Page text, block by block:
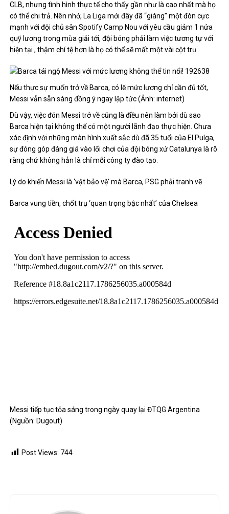
CLB, nhưng tình hình thực tế cho thấy gần như là cao nhất mà họ
có thể chi trả. Nên nhớ, La Liga mới đây đã “giáng” một đòn cực
mạnh với đội chủ sân Spotify Camp Nou với yêu cầu giảm 1 nửa
quỹ lương trong mùa giải tới, đội bóng phải làm việc tương tự với
hiện tại , thậm chí tệ hơn là họ có thể sẽ mất một vài cột trụ.
Nếu thực sự muốn trở về Barca, có lẽ mức lương chỉ cần đủ tốt,
Messi vẫn sẵn sàng đồng ý ngay lập tức (Ảnh: internet)
Dù vậy, việc đón Messi trở về cũng là điều nên làm bởi dù sao
Barca hiện tại không thể có một người lãnh đạo thực hiện. Chưa
xác định với những màn hình xuất sắc dù đã 35 tuổi của El Pulga,
sự đóng góp đáng giá vào lối chơi của đội bóng xứ Catalunya là rõ
ràng chứ không hẳn là chỉ mỗi công ty đào tạo.
Lý do khiến Messi là ‘vật bảo vệ’ mà Barca, PSG phải tranh vẽ
Barca vung tiền, chốt trụ ‘quan trọng bậc nhất’ của Chelsea
Messi tiếp tục tỏa sáng trong ngày quay lại ĐTQG Argentina
(Nguồn: Dugout)
Post Views: 744